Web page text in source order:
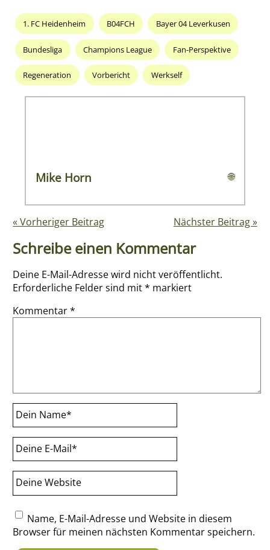
1. FC Heidenheim B04FCH Bayer 04 Leverkusen
Bundesliga Champions League Fan-Perspektive
Regeneration Vorbericht Werkself
Mike Horn 🌐
« Vorheriger Beitrag Nächster Beitrag »
Schreibe einen Kommentar
Deine E-Mail-Adresse wird nicht veröffentlicht.
Erforderliche Felder sind mit* markiert
Kommentar*
Dein Name*
Deine E-Mail*
Deine Website
Name, E-Mail-Adresse und Website in diesem
Browser für meinen nächsten Kommentar speichern.